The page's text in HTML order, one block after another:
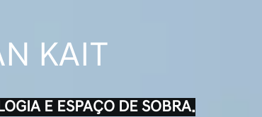
KAIT
E ESPAÇO DE SOBRA.